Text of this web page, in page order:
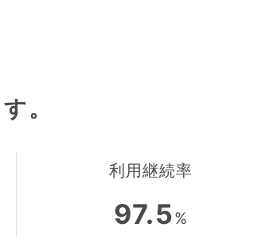
。
利用継続率
97.5%